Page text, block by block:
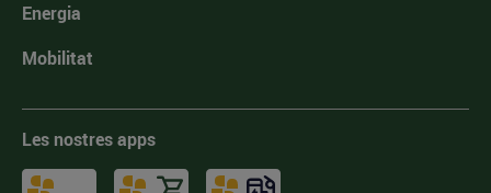
Energia
Mobilitat
Les nostres apps